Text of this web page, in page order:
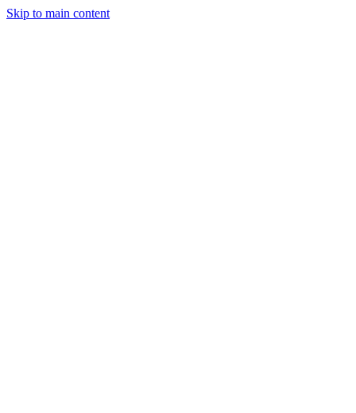
Skip to main content